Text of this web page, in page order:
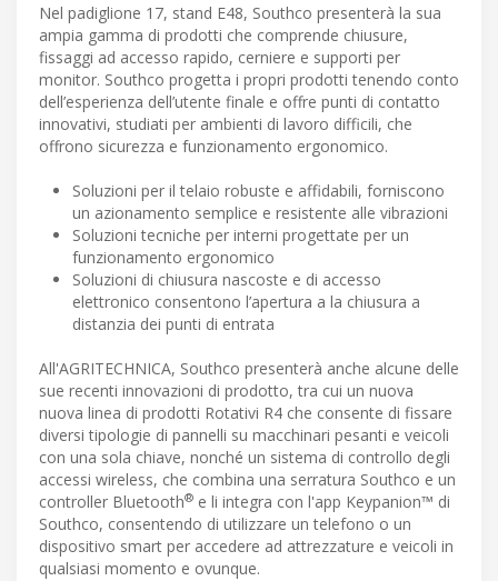
Nel padiglione 17, stand E48, Southco presenterà la sua
ampia gamma di prodotti che comprende chiusure,
fissaggi ad accesso rapido, cerniere e supporti per
monitor. Southco progetta i propri prodotti tenendo conto
dell’esperienza dell’utente finale e offre punti di contatto
innovativi, studiati per ambienti di lavoro difficili, che
offrono sicurezza e funzionamento ergonomico.
Soluzioni per il telaio robuste e affidabili, forniscono
un azionamento semplice e resistente alle vibrazioni
Soluzioni tecniche per interni progettate per un
funzionamento ergonomico
Soluzioni di chiusura nascoste e di accesso
elettronico consentono l’apertura a la chiusura a
distanzia dei punti di entrata
All'AGRITECHNICA, Southco presenterà anche alcune delle
sue recenti innovazioni di prodotto, tra cui un nuova
nuova linea di prodotti Rotativi R4 che consente di fissare
diversi tipologie di pannelli su macchinari pesanti e veicoli
con una sola chiave, nonché un sistema di controllo degli
accessi wireless, che combina una serratura Southco e un
controller Bluetooth® e li integra con l'app Keypanion™ di
Southco, consentendo di utilizzare un telefono o un
dispositivo smart per accedere ad attrezzature e veicoli in
qualsiasi momento e ovunque.